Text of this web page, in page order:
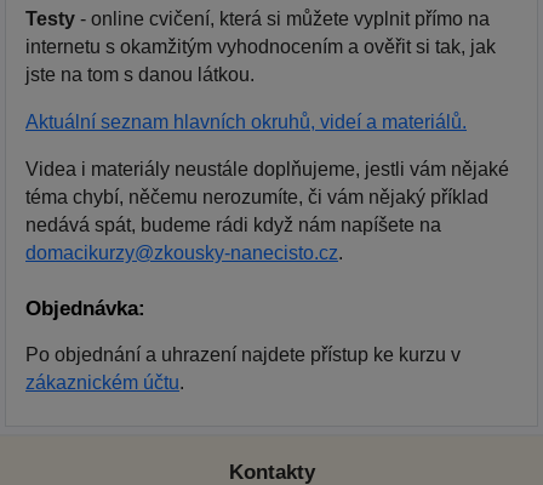
Testy - online cvičení, která si můžete vyplnit přímo na
internetu s okamžitým vyhodnocením a ověřit si tak, jak
jste na tom s danou látkou.
Aktuální seznam hlavních okruhů, videí a materiálů.
Videa i materiály neustále doplňujeme, jestli vám nějaké
téma chybí, něčemu nerozumíte, či vám nějaký příklad
nedává spát, budeme rádi když nám napíšete na
domacikurzy@zkousky-nanecisto.cz.
Objednávka:
Po objednání a uhrazení najdete přístup ke kurzu v
zákaznickém účtu.
Kontakty